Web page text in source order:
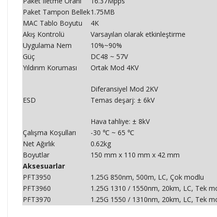
Paket Tampon Bellek1.75MB
MAC Tablo Boyutu
4K
Akış Kontrolü
Varsayılan olarak etkinleştirme
Uygulama Nem
10%~90%
Güç
DC48 ~ 57V
Yıldırım Koruması
Ortak Mod 4KV
Diferansiyel Mod 2KV
ESD
Temas deşarj: ± 6kV
Hava tahliye: ± 8kV
Çalışma Koşulları
-30 ℃ ~ 65 ℃
Net Ağırlık
0.62kg
Boyutlar
150 mm x 110 mm x 42 mm
Aksesuarlar
PFT3950
1.25G 850nm, 500m, LC, Çok modlu
PFT3960
1.25G 1310 / 1550nm, 20km, LC, Tek
PFT3970
1.25G 1550 / 1310nm, 20km, LC, Tek